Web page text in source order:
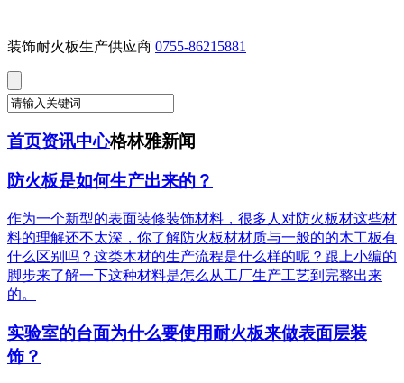
装饰耐火板生产供应商 0755-86215881
首页资讯中心格林雅新闻
防火板是如何生产出来的？
作为一个新型的表面装修装饰材料，很多人对防火板材这些材
料的理解还不太深，你了解防火板材材质与一般的的木工板有
什么区别吗？这类木材的生产流程是什么样的呢？跟上小编的
脚步来了解一下这种材料是怎么从工厂生产工艺到完整出来
的。
实验室的台面为什么要使用耐火板来做表面层装
饰？